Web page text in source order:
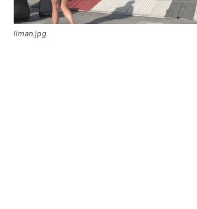
liman.jpg